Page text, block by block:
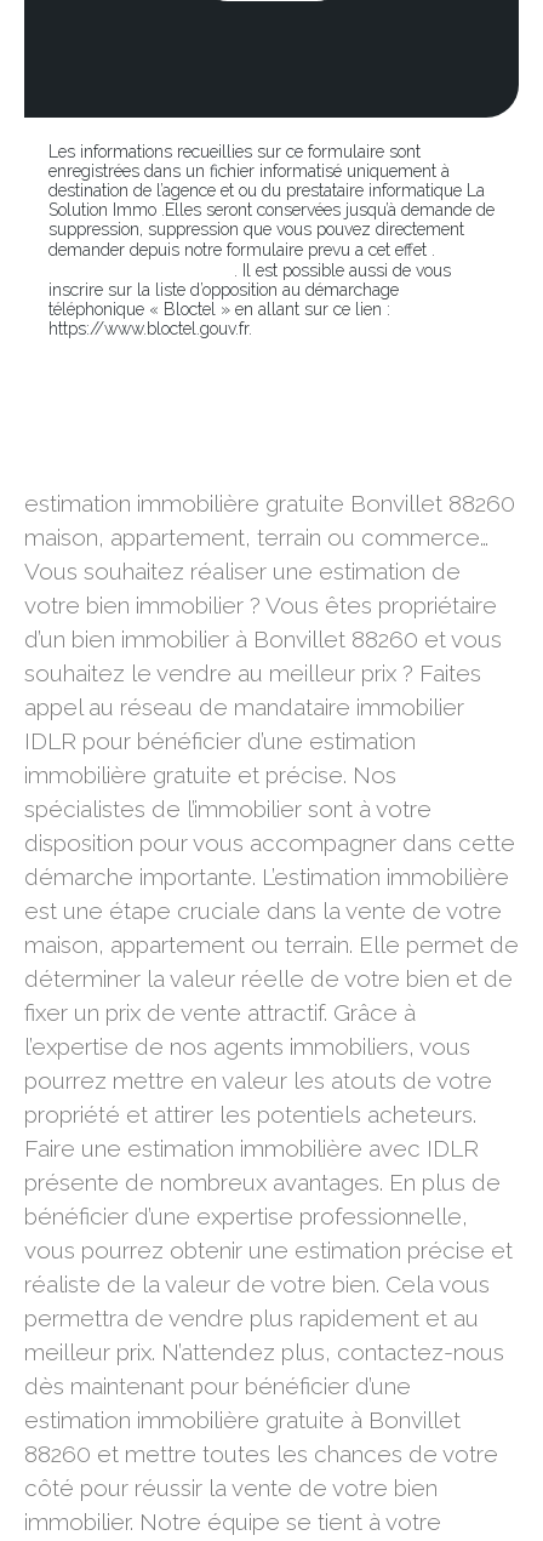
Les informations recueillies sur ce formulaire sont
enregistrées dans un fichier informatisé uniquement à
destination de l’agence et ou du prestataire informatique La
Solution Immo .Elles seront conservées jusqu’à demande de
suppression, suppression que vous pouvez directement
demander depuis notre formulaire prevu a cet effet .
. Il est possible aussi de vous
inscrire sur la liste d’opposition au démarchage
téléphonique « Bloctel » en allant sur ce lien :
https://www.bloctel.gouv.fr.
estimation immobilière gratuite Bonvillet 88260
maison, appartement, terrain ou commerce…
Vous souhaitez réaliser une estimation de
votre bien immobilier ? Vous êtes propriétaire
d’un bien immobilier à Bonvillet 88260 et vous
souhaitez le vendre au meilleur prix ? Faites
appel au réseau de mandataire immobilier
IDLR pour bénéficier d’une estimation
immobilière gratuite et précise. Nos
spécialistes de l’immobilier sont à votre
disposition pour vous accompagner dans cette
démarche importante. L’estimation immobilière
est une étape cruciale dans la vente de votre
maison, appartement ou terrain. Elle permet de
déterminer la valeur réelle de votre bien et de
fixer un prix de vente attractif. Grâce à
l’expertise de nos agents immobiliers, vous
pourrez mettre en valeur les atouts de votre
propriété et attirer les potentiels acheteurs.
Faire une estimation immobilière avec IDLR
présente de nombreux avantages. En plus de
bénéficier d’une expertise professionnelle,
vous pourrez obtenir une estimation précise et
réaliste de la valeur de votre bien. Cela vous
permettra de vendre plus rapidement et au
meilleur prix. N’attendez plus, contactez-nous
dès maintenant pour bénéficier d’une
estimation immobilière gratuite à Bonvillet
88260 et mettre toutes les chances de votre
côté pour réussir la vente de votre bien
immobilier. Notre équipe se tient à votre